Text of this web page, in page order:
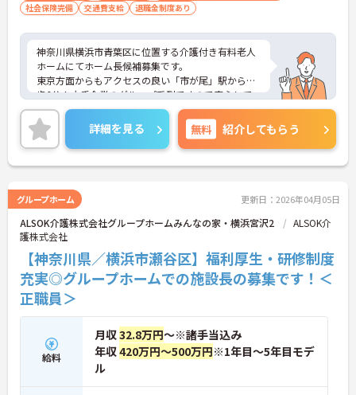
社会保険完備
交通費支給 退職金制度あり
神奈川県横浜市青葉区に位置する介護付き有料老人
ホームにてホーム長候補募集です。
東京方面からもアクセスの良い「市が尾」駅から徒
歩6分！大手企業のグループ系列ですので安心して
就業頂けます。
また、手厚い福利厚生、教育体制が用意されていま
すので、着実に仕事を覚え、長く働ける環境が整っ
ています。
ご興味のある方には、面接対策ポイントなど、さら
さい。
詳細を見る 無料 紹介してもらう
グループホーム 更新日：2026年04月05日
ALSOK介護株式会社グループホームみんなの家・横浜宮沢2
ALSOK介
護株式会社
【神奈川県／横浜市瀬谷区】福利厚生・研修制度
充実◎グループホームでの施設長の募集です！＜
正職員＞
給料
月収32.8万円～※諸手当込み
年収420万円～500万円※1年目～5年目モデ
ル